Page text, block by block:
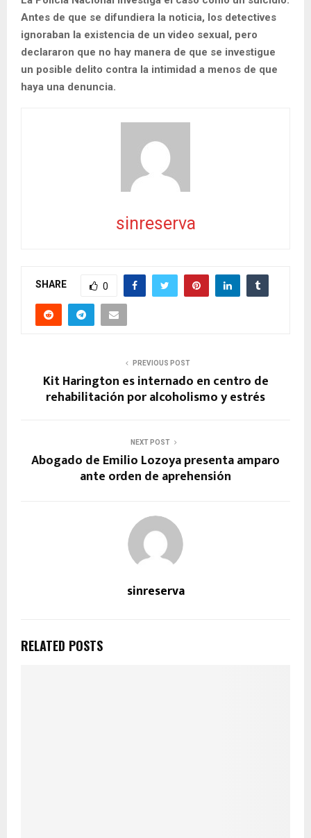
Antes de que se difundiera la noticia, los detectives
ignoraban la existencia de un video sexual, pero
declararon que no hay manera de que se investigue
un posible delito contra la intimidad a menos de que
haya una denuncia.
sinreserva
SHARE 0
PREVIOUS POST
Kit Harington es internado en centro de
rehabilitación por alcoholismo y estrés
NEXT POST
Abogado de Emilio Lozoya presenta amparo
ante orden de aprehensión
sinreserva
RELATED POSTS